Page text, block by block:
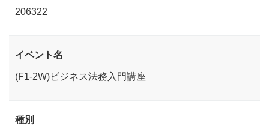
206322
イベント名
(F1-2W)ビジネス法務入門講座
種別